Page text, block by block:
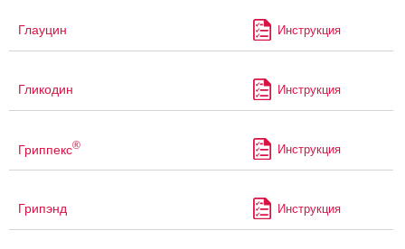
Глауцин Инструкция
Гликодин Инструкция
Гриппекс® Инструкция
Грипэнд Инструкция